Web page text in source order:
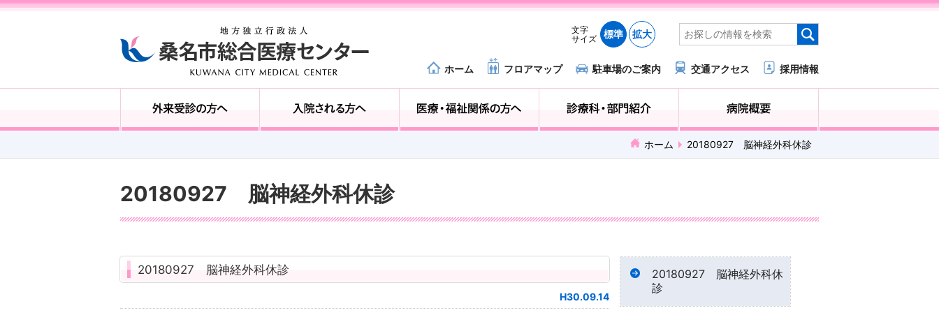
文字
サイズ
標準 拡大
ホーム フロアマップ 駐車場のご案内 交通アクセス 採用情報
ホーム 20180927 脳神経外科休診
20180927 脳神経外科休診
20180927 脳神経外科休診
H30.09.14
20180927 脳神経外科休
診